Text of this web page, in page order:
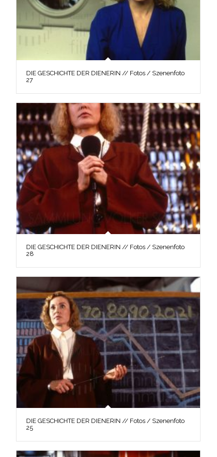
DIE GESCHICHTE DER DIENERIN // Fotos / Szenenfoto
27
DIE GESCHICHTE DER DIENERIN // Fotos / Szenenfoto
28
DIE GESCHICHTE DER DIENERIN // Fotos / Szenenfoto
25